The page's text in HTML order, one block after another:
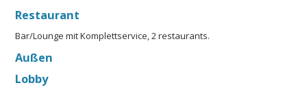
Restaurant
Bar/Lounge mit Komplettservice, 2 restaurants.
Außen
Lobby